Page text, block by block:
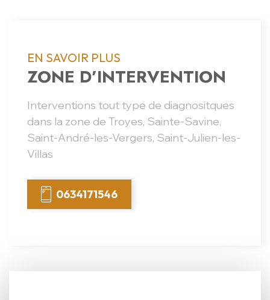
EN SAVOIR PLUS
ZONE D’INTERVENTION
Interventions tout type de diagnositques
dans la zone de Troyes, Sainte-Savine,
Saint-André-les-Vergers, Saint-Julien-les-
Villas
0634171546